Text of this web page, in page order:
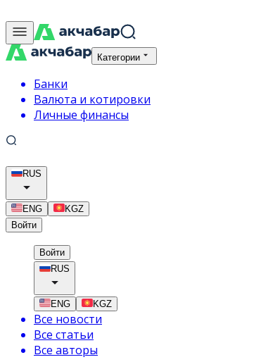
Категории
Банки
Валюта и котировки
Личные финансы
RUS
ENG
KGZ
Войти
Войти
RUS
ENG KGZ
Все новости
Все статьи
Все авторы